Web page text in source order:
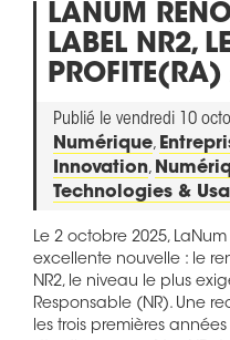
LANUM
LABEL NR2,
PROFITE(RA)
Publié le vendredi 10
Numérique,
Innovation,
Technologies &
Le 2 octobre 2025,
excellente nouvelle : le
NR2, le niveau le plus
Responsable (NR). Une
les trois premières